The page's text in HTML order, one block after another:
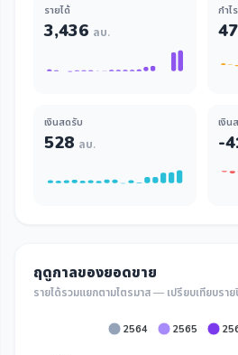
รายได้
3,436 ลบ.
กำไร
เงินสดรับ
528 ลบ.
เงิน
-
ฤดูกาลของยอดขาย
รายได้รวมแยกตามไตรมาส — เปรียบเทียบราย
2564 2565